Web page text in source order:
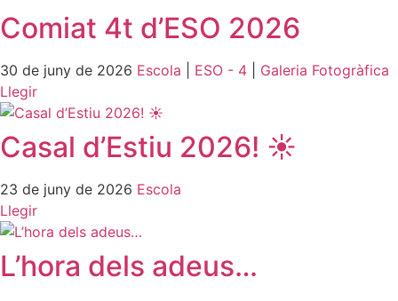
Comiat 4t d’ESO 2026
30 de juny de 2026 Escola ESO - 4
Galeria Fotogràfica
Llegir
Casal d’Estiu 2026! ☀️
23 de juny de 2026 Escola
Llegir
L’hora dels adeus…